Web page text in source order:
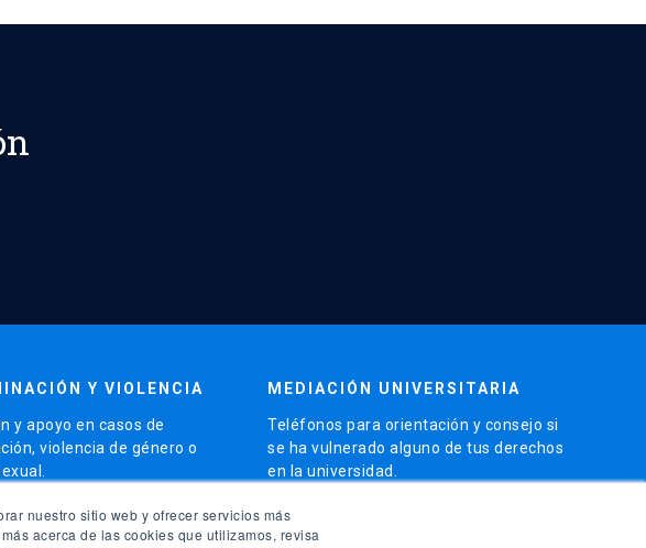
nuestro sitio web y ofrecer servicios más
acerca de las cookies que utilizamos, revisa
Y VIOLENCIA
y apoyo en casos de
violencia de género o
para apoyo
MEDIACIÓN UNIVERSITARIA
Teléfonos para orientación y consejo si
se ha vulnerado alguno de tus derechos
en la universidad.
phone